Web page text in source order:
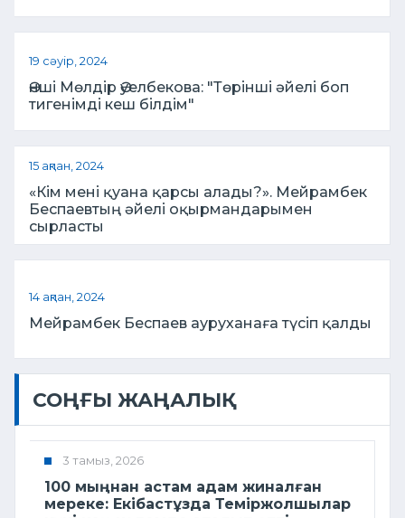
19 сәуір, 2024
Әнші Мөлдір Әуелбекова: "Төрінші әйелі боп
тигенімді кеш білдім"
15 ақпан, 2024
«Кім мені қуана қарсы алады?». Мейрамбек
Беспаевтың әйелі оқырмандарымен
сырласты
14 ақпан, 2024
Мейрамбек Беспаев ауруханаға түсіп қалды
СОҢҒЫ ЖАҢАЛЫҚ
3 тамыз, 2026
100 мыңнан астам адам жиналған
мереке: Екібастұзда Теміржолшылар